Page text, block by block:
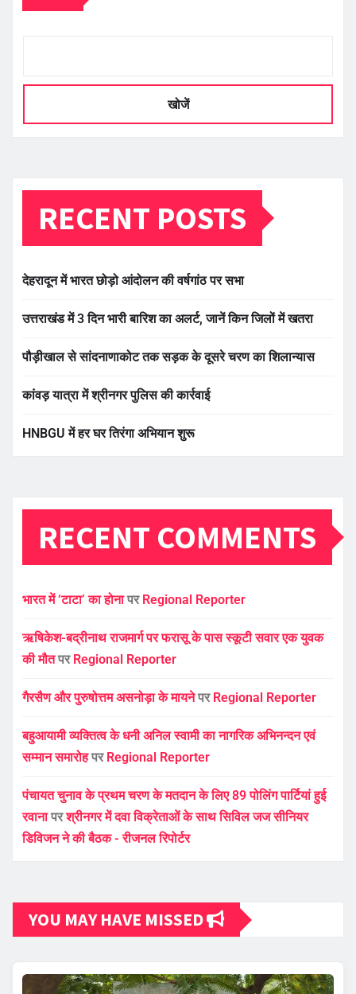
खोजें
RECENT POSTS
देहरादून में भारत छोड़ो आंदोलन की वर्षगांठ पर सभा
उत्तराखंड में 3 दिन भारी बारिश का अलर्ट, जानें किन जिलों में खतरा
पौड़ीखाल से सांदनाणाकोट तक सड़क के दूसरे चरण का शिलान्यास
कांवड़ यात्रा में श्रीनगर पुलिस की कार्रवाई
HNBGU में हर घर तिरंगा अभियान शुरू
RECENT COMMENTS
भारत में ‘टाटा’ का होनापर Regional Reporter
ऋषिकेश-बद्रीनाथ राजमार्ग पर फरासू के पास स्कूटी सवार एक युवक
की मौतपर Regional Reporter
गैरसैण और पुरुषोत्तम असनोड़ा के मायनेपर Regional Reporter
बहुआयामी व्यक्तित्व के धनी अनिल स्वामी का नागरिक अभिनन्दन एवं
सम्मान समारोहपर Regional Reporter
पंचायत चुनाव के प्रथम चरण के मतदान के लिए 89 पोलिंग पार्टियां हुई
रवानापरश्रीनगर में दवा विक्रेताओं के साथ सिविल जज सीनियर
डिविजन ने की बैठक - रीजनल रिपोर्टर
YOU MAY HAVE MISSED